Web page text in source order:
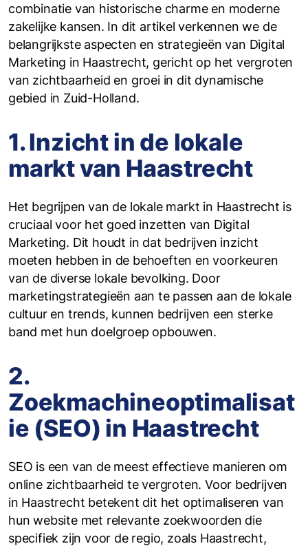
combinatie van historische charme en moderne
zakelijke kansen. In dit artikel verkennen we de
belangrijkste aspecten en strategieën van Digital
Marketing in Haastrecht, gericht op het vergroten
van zichtbaarheid en groei in dit dynamische
gebied in Zuid-Holland.
1. Inzicht in de lokale
markt van Haastrecht
Het begrijpen van de lokale markt in Haastrecht is
cruciaal voor het goed inzetten van Digital
Marketing. Dit houdt in dat bedrijven inzicht
moeten hebben in de behoeften en voorkeuren
van de diverse lokale bevolking. Door
marketingstrategieën aan te passen aan de lokale
cultuur en trends, kunnen bedrijven een sterke
band met hun doelgroep opbouwen.
2.
Zoekmachineoptimalisat
ie (SEO) in Haastrecht
SEO is een van de meest effectieve manieren om
online zichtbaarheid te vergroten. Voor bedrijven
in Haastrecht betekent dit het optimaliseren van
hun website met relevante zoekwoorden die
specifiek zijn voor de regio, zoals Haastrecht,